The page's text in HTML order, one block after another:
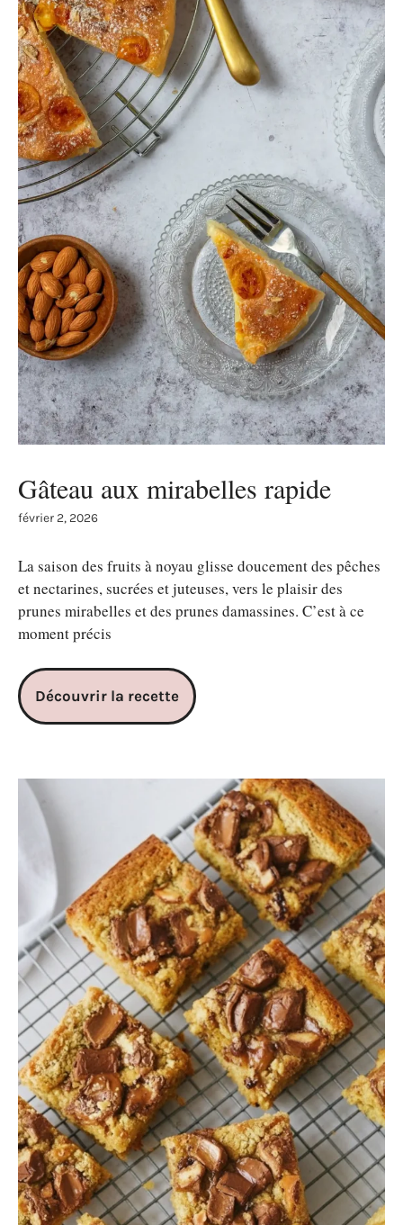
Gâteau aux mirabelles rapide
février 2, 2026
La saison des fruits à noyau glisse doucement des pêches
et nectarines, sucrées et juteuses, vers le plaisir des
prunes mirabelles et des prunes damassines. C’est à ce
moment précis
Découvrir la recette